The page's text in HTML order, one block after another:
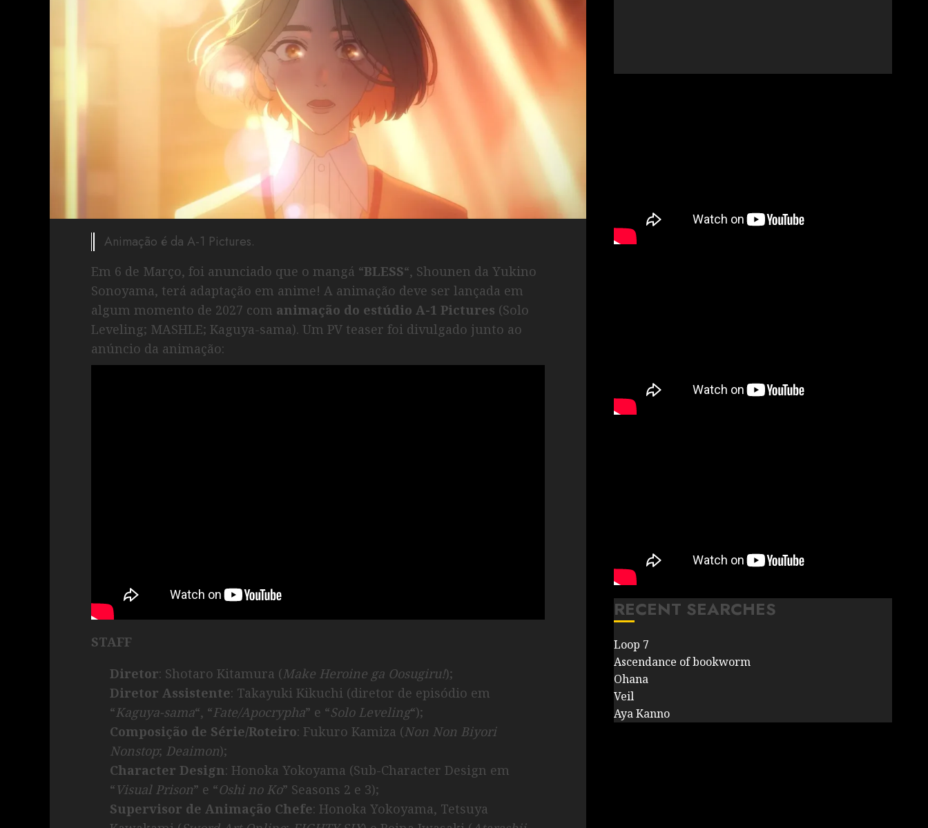
Animação é da A-1 Pictures.
Em 6 de Março, foi anunciado que o mangá “BLESS“, Shounen da Yukino
Sonoyama, terá adaptação em anime! A animação deve ser lançada em
algum momento de 2027 com animação do estúdio A-1 Pictures (Solo
Leveling; MASHLE; Kaguya-sama). Um PV teaser foi divulgado junto ao
anúncio da animação:
STAFF
Diretor: Shotaro Kitamura (Make Heroine ga Oosugiru!);
Diretor Assistente: Takayuki Kikuchi (diretor de episódio em
“Kaguya-sama“, “Fate/Apocrypha” e “Solo Leveling“);
Composição de Série/Roteiro: Fukuro Kamiza (Non Non Biyori
Nonstop; Deaimon);
Character Design: Honoka Yokoyama (Sub-Character Design em
“Visual Prison” e “Oshi no Ko” Seasons 2 e 3);
Supervisor de Animação Chefe: Honoka Yokoyama, Tetsuya
RECENT SEARCHES
Loop 7
Ascendance of bookworm
Ohana
Veil
Aya Kanno